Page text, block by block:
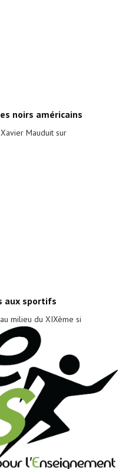
noirs américains
Mauduit sur
aux sportifs
milieu du XIXème si